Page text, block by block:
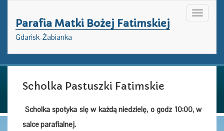
Parafia Matki Bożej Fatimskiej
Gdańsk-Żabianka
Toggle
Scholka Pastuszki Fatimskie
Scholka spotyka się w każdą niedzielę, o godz 10:00, w
salce parafialnej.